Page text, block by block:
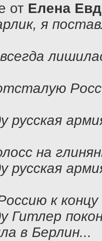
от Елена
я
русская
на
русская
к
Гитлер
в Берлин...